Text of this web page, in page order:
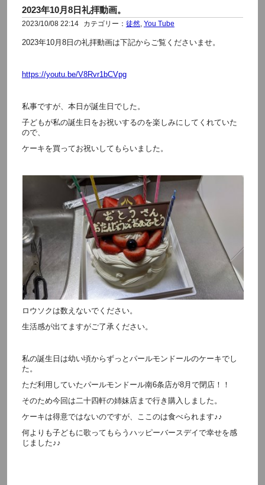
2023年10月8日礼拝動画。
2023/10/08 22:14 カテゴリー： 徒然, You Tube
2023年10月8日の礼拝動画は下記からご覧くださいませ。
https://youtu.be/V8Rvr1bCVpg
私事ですが、本日が誕生日でした。
子どもが私の誕生日をお祝いするのを楽しみにしてくれていた
ので、
ケーキを買ってお祝いしてもらいました。
ロウソクは数えないでください。
生活感が出てますがご了承ください。
私の誕生日は幼い頃からずっとパールモンドールのケーキでし
た。
ただ利用していたパールモンドール南6条店が8月で閉店！！
そのため今回は二十四軒の姉妹店まで行き購入しました。
ケーキは得意ではないのですが、ここのは食べられます♪♪
何よりも子どもに歌ってもらうハッピーバースデイで幸せを感
じました♪♪